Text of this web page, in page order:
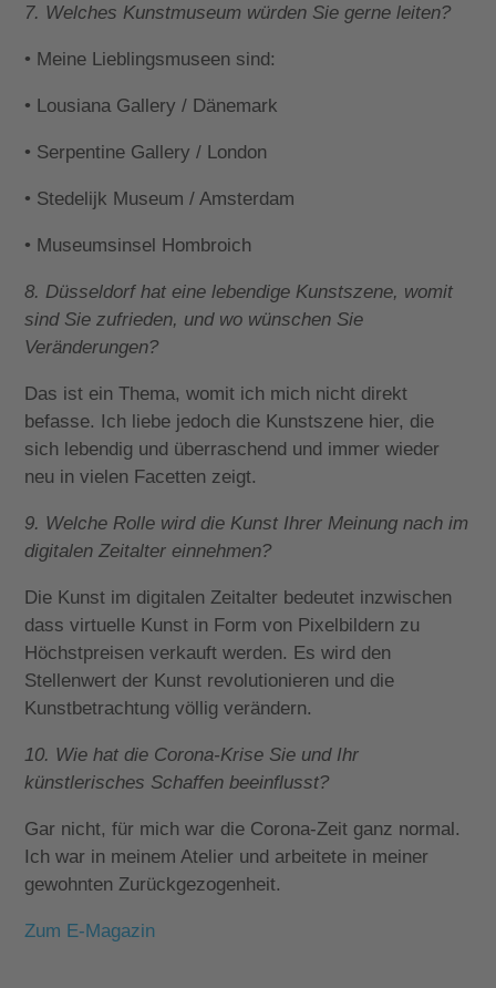
7. Welches Kunstmuseum würden Sie gerne leiten?
• Meine Lieblingsmuseen sind:
• Lousiana Gallery / Dänemark
• Serpentine Gallery / London
• Stedelijk Museum / Amsterdam
• Museumsinsel Hombroich
8. Düsseldorf hat eine lebendige Kunstszene, womit
sind Sie zufrieden, und wo wünschen Sie
Veränderungen?
Das ist ein Thema, womit ich mich nicht direkt
befasse. Ich liebe jedoch die Kunstszene hier, die
sich lebendig und überraschend und immer wieder
neu in vielen Facetten zeigt.
9. Welche Rolle wird die Kunst Ihrer Meinung nach im
digitalen Zeitalter einnehmen?
Die Kunst im digitalen Zeitalter bedeutet inzwischen
dass virtuelle Kunst in Form von Pixelbildern zu
Höchstpreisen verkauft werden. Es wird den
Stellenwert der Kunst revolutionieren und die
Kunstbetrachtung völlig verändern.
10. Wie hat die Corona-Krise Sie und Ihr
künstlerisches Schaffen beeinflusst?
Gar nicht, für mich war die Corona-Zeit ganz normal.
Ich war in meinem Atelier und arbeitete in meiner
gewohnten Zurückgezogenheit.
Zum E-Magazin